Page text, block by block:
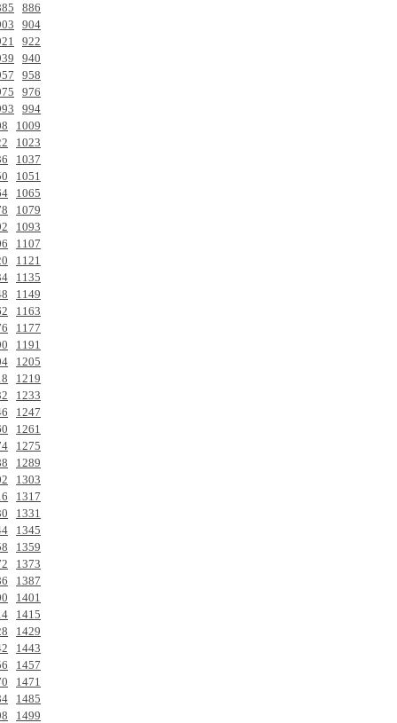
886
904
922
940
958
976
994
1009
1023
1037
1051
1065
1079
1093
1107
1121
1135
1149
1163
1177
1191
1205
1219
1233
1247
1261
1275
1289
1303
1317
1331
1345
1359
1373
1387
1401
1415
1429
1443
1457
1471
1485
1499